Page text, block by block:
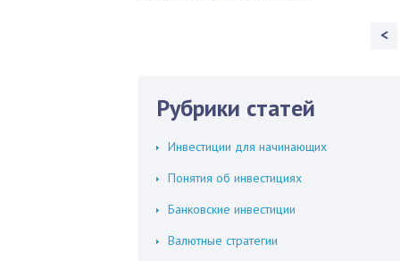
<
Рубрики статей
Инвестиции для начинающих
Понятия об инвестициях
Банковские инвестиции
Валютные стратегии